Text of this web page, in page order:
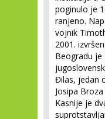
poginulo je
ranjeno.
vojnik
2001.
Beogradu je
Đilas, jedan
Josipa
Kasnije je